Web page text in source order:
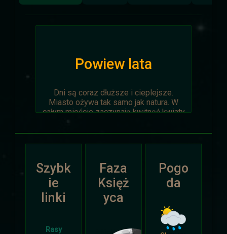
Powiew lata
Dni są coraz dłuższe i cieplejsze.
Miasto ożywa tak samo jak natura. W
całym mieście zaczynają kwitnąć kwiaty
niej udział niech napisze do
Dariusza.
Otrzyma mały upominek.
Atak Zimy i Święta
Szybk
ie
linki
Rasy
Faza
Księż
yca
Pogo
da